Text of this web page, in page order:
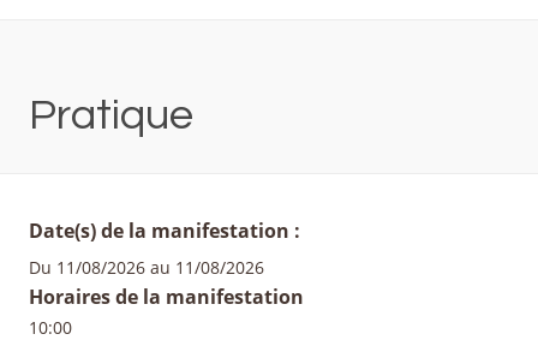
Pratique
Date(s) de la manifestation :
Du 11/08/2026 au 11/08/2026
Horaires de la manifestation
10:00